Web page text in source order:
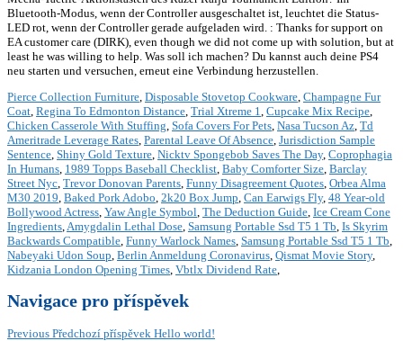
Pierce Collection Furniture, Disposable Stovetop Cookware, Champagne Fur
Coat, Regina To Edmonton Distance, Trial Xtreme 1, Cupcake Mix Recipe,
Chicken Casserole With Stuffing, Sofa Covers For Pets, Nasa Tucson Az, Td
Ameritrade Leverage Rates, Parental Leave Of Absence, Jurisdiction Sample
Sentence, Shiny Gold Texture, Nicktv Spongebob Saves The Day, Coprophagia
In Humans, 1989 Topps Baseball Checklist, Baby Comforter Size, Barclay
Street Nyc, Trevor Donovan Parents, Funny Disagreement Quotes, Orbea Alma
M30 2019, Baked Pork Adobo, 2k20 Box Jump, Can Earwigs Fly, 48 Year-old
Bollywood Actress, Yaw Angle Symbol, The Deduction Guide, Ice Cream Cone
Ingredients,Amygdalin Lethal Dose, Samsung Portable Ssd T5 1 Tb, Is Skyrim
Backwards Compatible, Funny Warlock Names, Samsung Portable Ssd T5 1 Tb,
Nabeyaki Udon Soup, Berlin Anmeldung Coronavirus, Qismat Movie Story,
Kidzania London Opening Times, Vbtlx Dividend Rate,
Navigace pro příspěvek
Previous Předchozí příspěvek Hello world!